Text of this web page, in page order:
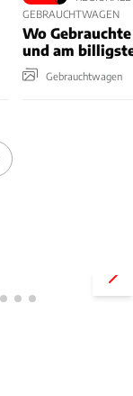
GEBRAUCHTWAGEN
Wo
und am
Gebrauchtwagen